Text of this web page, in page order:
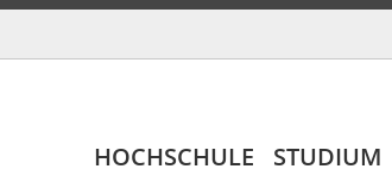
HOCHSCHULE STUDIUM